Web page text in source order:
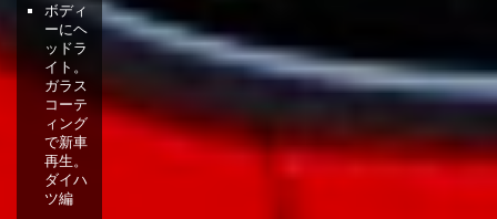
ボディ
ーにヘ
ッドラ
イト。
ガラス
コーテ
ィング
で新車
再生。
ダイハ
ツ編